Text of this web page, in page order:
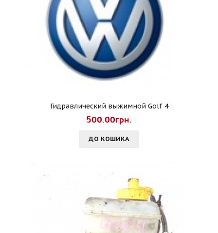
Гидравлический выжимной Golf 4
500.00грн.
ДО КОШИКА